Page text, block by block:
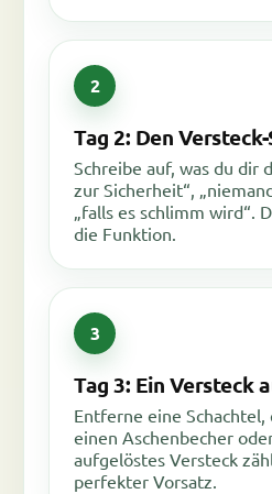
Tag 2: Den
Schreibe auf, was du dir
zur Sicherheit“,
„falls es schlimm wird“.
die Funktion.
Tag 3: Ein Versteck
Entferne eine Schachtel,
einen Aschenbecher
aufgelöstes Versteck
perfekter Vorsatz.